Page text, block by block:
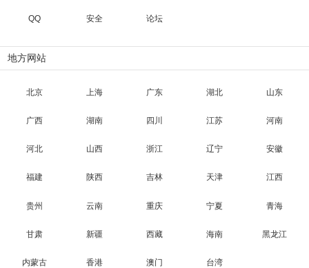
QQ 安全 论坛
地方网站
北京 上海 广东 湖北 山东
广西 湖南 四川 江苏 河南
河北 山西 浙江 辽宁 安徽
福建 陕西 吉林 天津 江西
贵州 云南 重庆 宁夏 青海
甘肃 新疆 西藏 海南 黑龙江
内蒙古 香港 澳门 台湾